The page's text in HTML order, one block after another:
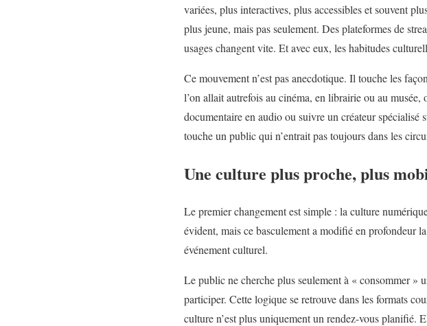
variées, plus interactives, plus accessibles et souvent
plus jeune, mais pas seulement. Des plateformes de
usages changent vite. Et avec eux, les habitudes
Ce mouvement n’est pas anecdotique. Il touche les
l’on allait autrefois au cinéma, en librairie ou au
documentaire en audio ou suivre un créateur
touche un public qui n’entrait pas toujours dans les
Une culture plus proche, plus
Le premier changement est simple : la culture
évident, mais ce basculement a modifié en profondeur
événement culturel.
Le public ne cherche plus seulement à « consommer »
participer. Cette logique se retrouve dans les formats
culture n’est plus uniquement un rendez-vous planifié.